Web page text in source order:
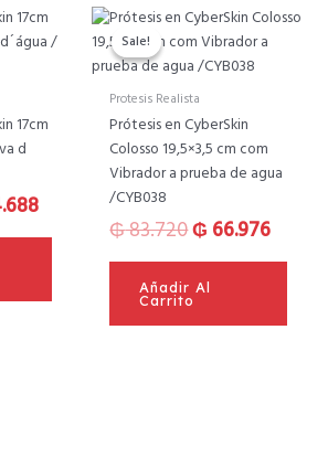
17cm
d
El
precio
actual
₲ 44.688.
Sale!
Sale!
Protesis Realista
Prótesis en CyberSkin
Colosso 19,5×3,5 cm com
Vibrador a prueba de agua
/CYB038
₲83.720
El
precio
original
era:
₲ 83.720.
₲ 66.976
El
Añadir Al
Carrito